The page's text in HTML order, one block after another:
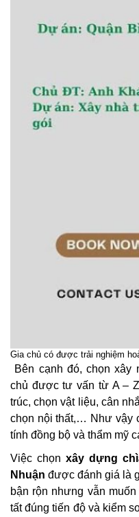
Gia chủ có được trải nghiệm
Bên cạnh đó, chọn xây
chủ được tư vấn từ A –
trúc, chọn vật liệu, cân
chọn nội thất,… Như vậy
tính đồng bộ và thẩm mỹ
Việc chọn xây dựng
Nhuận được đánh giá là
bận rộn nhưng vẫn
tất đúng tiến độ và kiểm